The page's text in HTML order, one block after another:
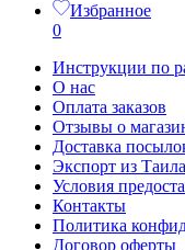
Избранное
0
Инструкции по
О нас
Оплата заказов
Отзывы о
Доставка
Экспорт из
Условия
Контакты
Политика
Договор оферты